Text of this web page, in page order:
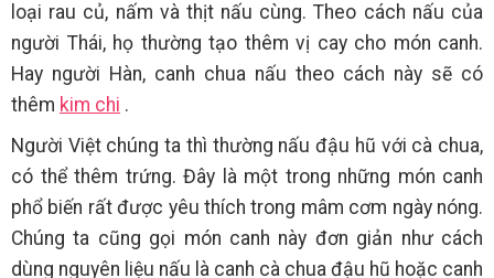
loại rau củ, nấm và thịt nấu cùng. Theo cách nấu của
người Thái, họ thường tạo thêm vị cay cho món canh.
Hay người Hàn, canh chua nấu theo cách này sẽ có
thêm kim chi .
Người Việt chúng ta thì thường nấu đậu hũ với cà chua,
có thể thêm trứng. Đây là một trong những món canh
phổ biến rất được yêu thích trong mâm cơm ngày nóng.
Chúng ta cũng gọi món canh này đơn giản như cách
dùng nguyên liệu nấu là canh cà chua đậu hũ hoặc canh